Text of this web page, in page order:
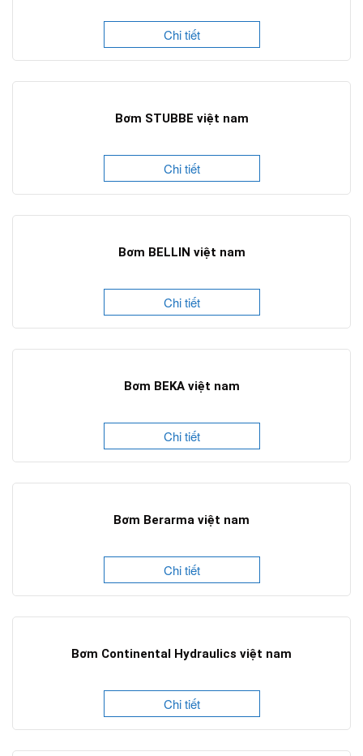
Chi tiết
Bơm STUBBE việt nam
Chi tiết
Bơm BELLIN việt nam
Chi tiết
Bơm BEKA việt nam
Chi tiết
Bơm Berarma việt nam
Chi tiết
Bơm Continental Hydraulics việt nam
Chi tiết